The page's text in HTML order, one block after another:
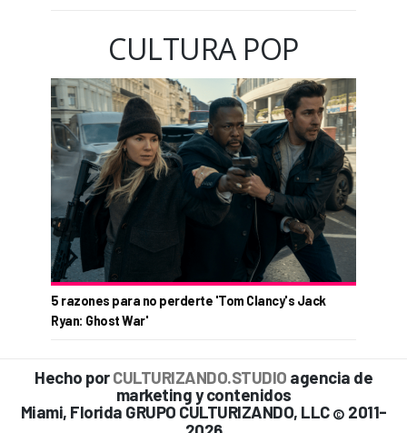
CULTURA POP
5 razones para no perderte 'Tom Clancy's Jack
Ryan: Ghost War'
Hecho porCULTURIZANDO.STUDIO agencia de
marketing y contenidos
Miami, Florida GRUPO CULTURIZANDO, LLC © 2011-